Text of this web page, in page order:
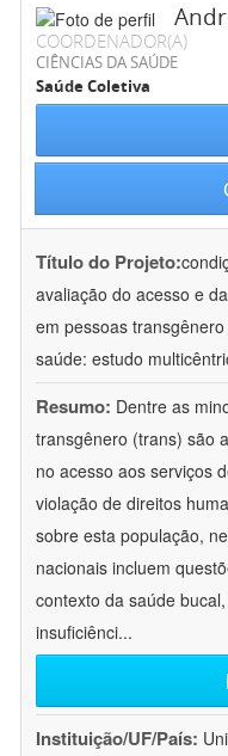
COORDENADOR(A)
CIÊNCIAS DA SAÚDE
Saúde Coletiva
Título do Projeto:
avaliação do acesso e
em pessoas
saúde: estudo
Resumo: Dentre as
transgênero (trans) são
no acesso aos serviços
violação de direitos
sobre esta população,
nacionais incluem
contexto da saúde
insuficiênci...
Instituição/UF/País: